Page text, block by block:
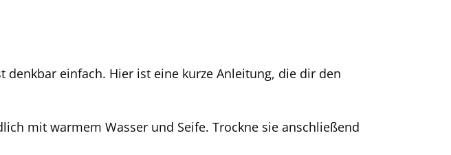
denkbar einfach. Hier ist eine kurze Anleitung, die dir den
mit warmem Wasser und Seife. Trockne sie anschließend